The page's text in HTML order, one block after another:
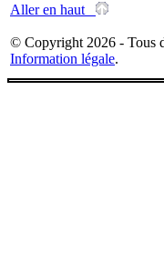
Aller en haut
© Copyright 2026 - Tous
Information légale.